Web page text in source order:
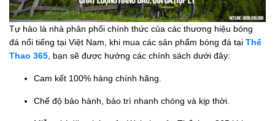
Tự hào là nhà phân phối chính thức của các thương hiệu bóng
đá nổi tiếng tại Việt Nam, khi mua các sản phẩm bóng đá tại Thể
Thao 365 , bạn sẽ được hưởng các chính sách dưới đây:
Cam kết 100% hàng chính hãng.
Chế độ bảo hành, bảo trì nhanh chóng và kịp thời.